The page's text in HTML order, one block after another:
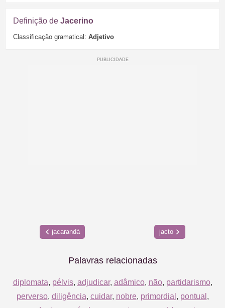
Definição de Jacerino
Classificação gramatical: Adjetivo
jacarandá jacto
Palavras relacionadas
diplomata, pélvis, adjudicar, adâmico, não, partidarismo,
perverso, diligência, cuidar, nobre, primordial , pontual ,